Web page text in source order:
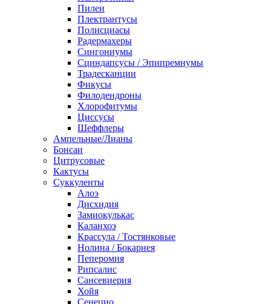
Пилеи
Плектрантусы
Полисциасы
Радермахеры
Сингониумы
Сциндапсусы / Эпипремнумы
Традесканции
Фикусы
Филодендроны
Хлорофитумы
Циссусы
Шеффлеры
Ампельные/Лианы
Бонсаи
Цитрусовые
Кактусы
Суккуленты
Алоэ
Дисхидия
Замиокулькас
Каланхоэ
Крассула / Тостянковые
Нолина / Бокарнея
Пеперомия
Рипсалис
Сансевиерия
Хойя